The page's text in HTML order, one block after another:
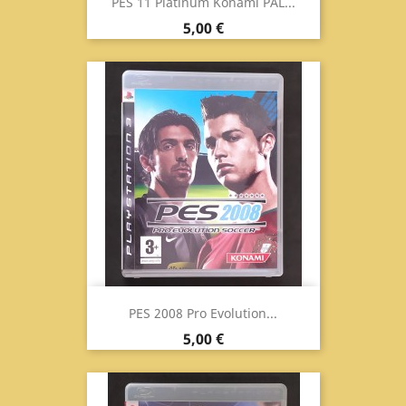
Prezzo
5,00 €
PES 2008 Pro Evolution...
Prezzo
5,00 €